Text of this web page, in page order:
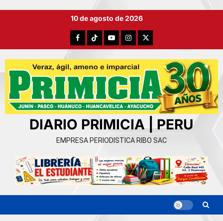
10 de agosto de 2026
FacebookTikTokYouTubeInstagram
X
DIARIO PRIMICIA | PERU
EMPRESA PERIODISTICA RIBO SAC